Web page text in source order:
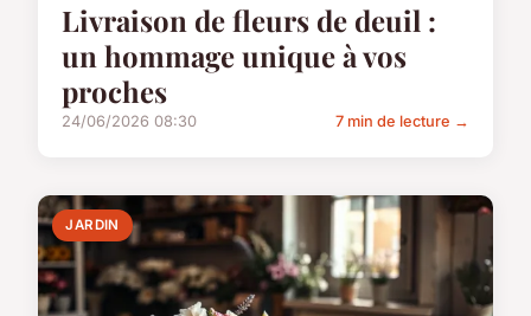
Livraison de fleurs de deuil :
un hommage unique à vos
proches
24/06/2026 08:30 7 min de lecture →
JARDIN